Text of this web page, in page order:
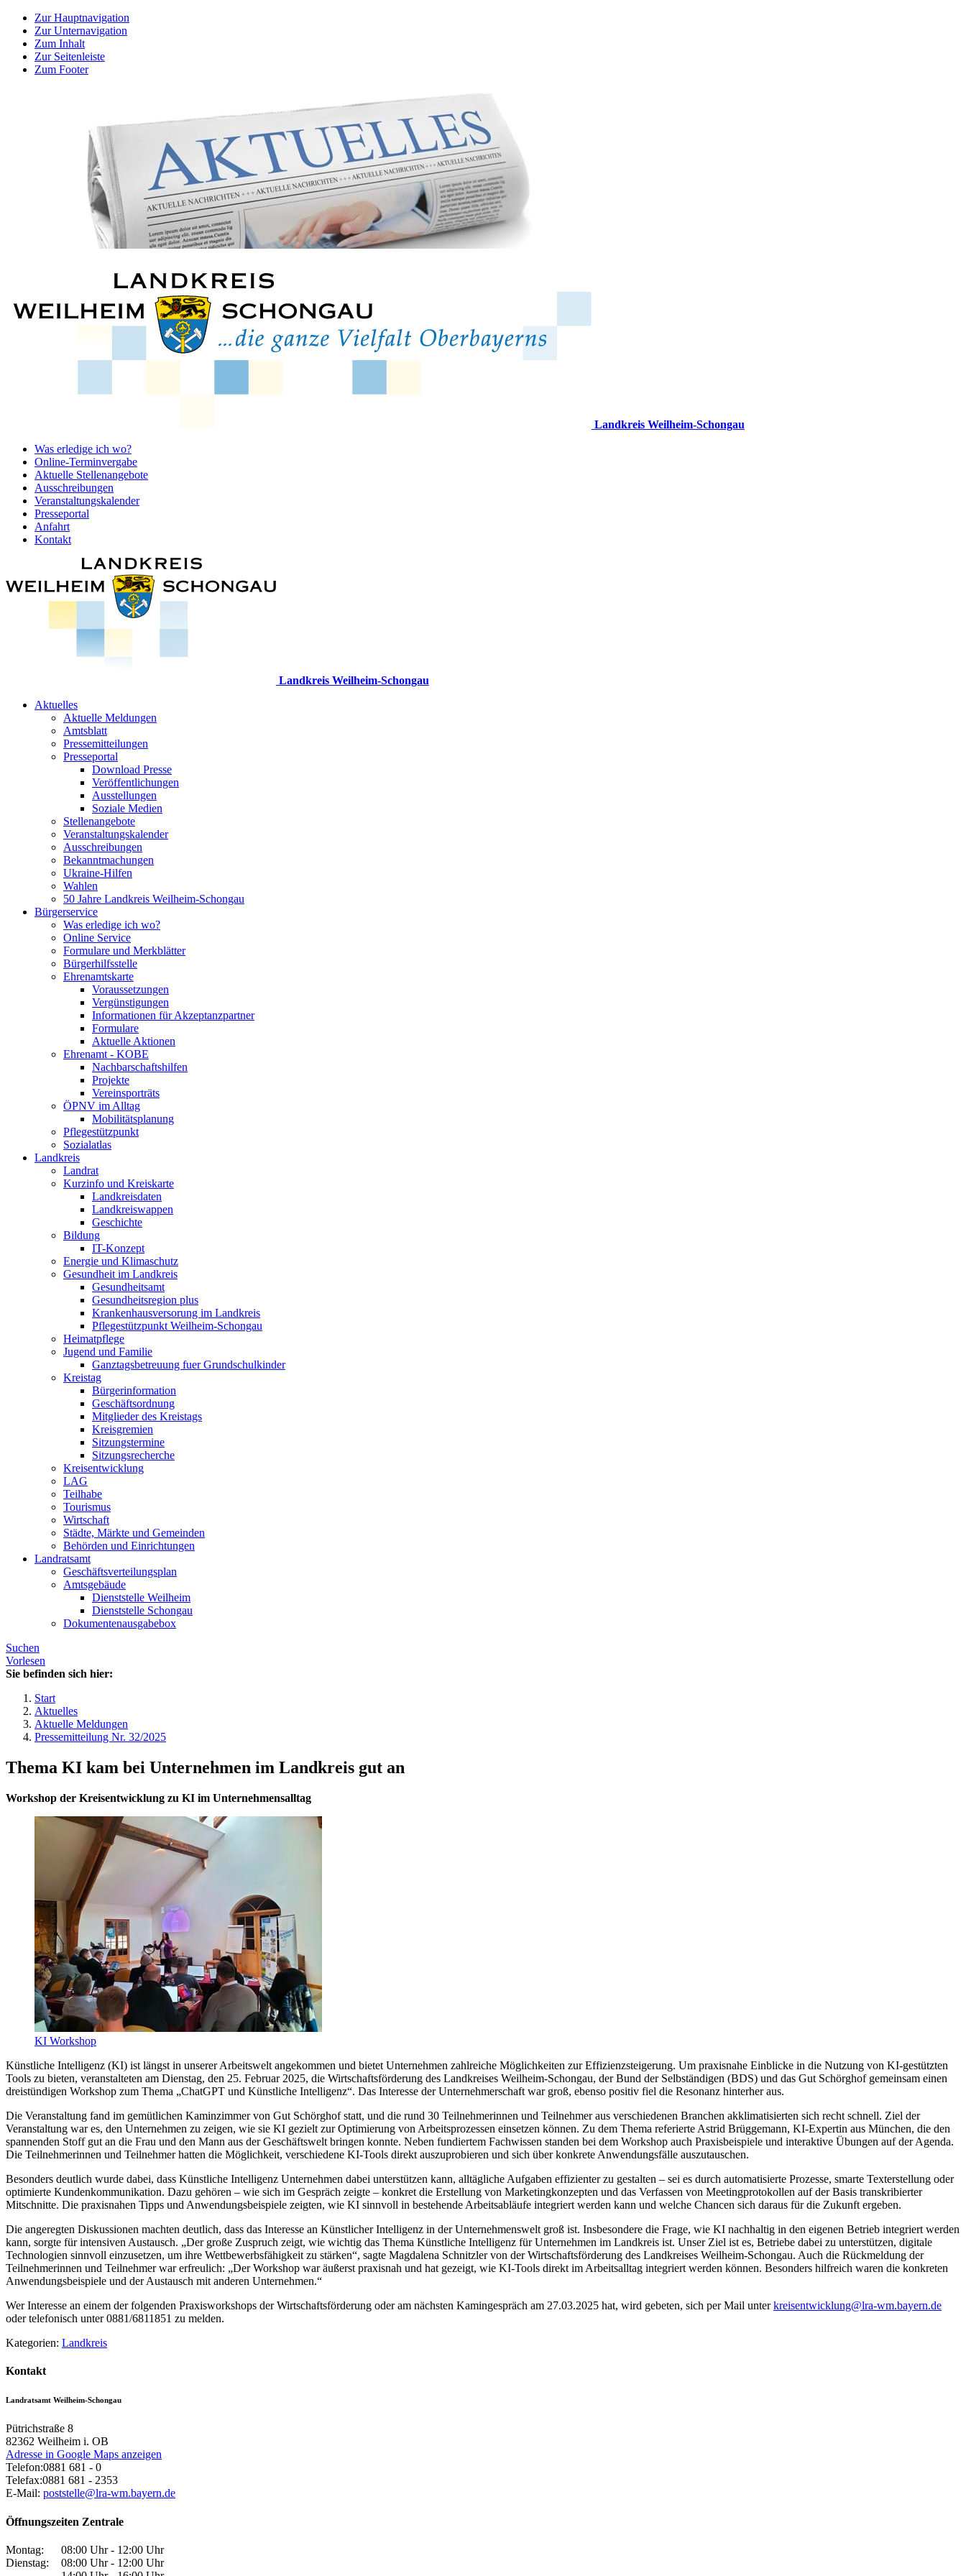
Zur Hauptnavigation
Zur Unternavigation
Zum Inhalt
Zur Seitenleiste
Zum Footer
Landkreis Weilheim-Schongau
Was erledige ich wo?
Online-Terminvergabe
Aktuelle Stellenangebote
Ausschreibungen
Veranstaltungskalender
Presseportal
Anfahrt
Kontakt
Landkreis Weilheim-Schongau
Aktuelles
Aktuelle Meldungen
Amtsblatt
Pressemitteilungen
Presseportal
Download Presse
Veröffentlichungen
Ausstellungen
Soziale Medien
Stellenangebote
Veranstaltungskalender
Ausschreibungen
Bekanntmachungen
Ukraine-Hilfen
Wahlen
50 Jahre Landkreis Weilheim-Schongau
Bürgerservice
Was erledige ich wo?
Online Service
Formulare und Merkblätter
Bürgerhilfsstelle
Ehrenamtskarte
Voraussetzungen
Vergünstigungen
Informationen für Akzeptanzpartner
Formulare
Aktuelle Aktionen
Ehrenamt - KOBE
Nachbarschaftshilfen
Projekte
Vereinsporträts
ÖPNV im Alltag
Mobilitätsplanung
Pflegestützpunkt
Sozialatlas
Landkreis
Landrat
Kurzinfo und Kreiskarte
Landkreisdaten
Landkreiswappen
Geschichte
Bildung
IT-Konzept
Energie und Klimaschutz
Gesundheit im Landkreis
Gesundheitsamt
Gesundheitsregion plus
Krankenhausversorung im Landkreis
Pflegestützpunkt Weilheim-Schongau
Heimatpflege
Jugend und Familie
Ganztagsbetreuung fuer Grundschulkinder
Kreistag
Bürgerinformation
Geschäftsordnung
Mitglieder des Kreistags
Kreisgremien
Sitzungstermine
Sitzungsrecherche
Kreisentwicklung
LAG
Teilhabe
Tourismus
Wirtschaft
Städte, Märkte und Gemeinden
Behörden und Einrichtungen
Landratsamt
Geschäftsverteilungsplan
Amtsgebäude
Dienststelle Weilheim
Dienststelle Schongau
Dokumentenausgabebox
Suchen
Vorlesen
Sie befinden sich hier:
Start
Aktuelles
Aktuelle Meldungen
Pressemitteilung Nr. 32/2025
Thema KI kam bei Unternehmen im Landkreis gut an
Workshop der Kreisentwicklung zu KI im Unternehmensalltag
KI Workshop
Künstliche Intelligenz (KI) ist längst in unserer Arbeitswelt angekommen und bietet Unternehmen zahlreiche Möglichkeiten zur Effizienzsteigerung. Um praxisnahe Einblicke in die Nutzung von KI-gestützten
Tools zu bieten, veranstalteten am Dienstag, den 25. Februar 2025, die Wirtschaftsförderung des Landkreises Weilheim-Schongau, der Bund der Selbständigen (BDS) und das Gut Schörghof gemeinsam einen
dreistündigen Workshop zum Thema „ChatGPT und Künstliche Intelligenz“. Das Interesse der Unternehmerschaft war groß, ebenso positiv fiel die Resonanz hinterher aus.
Die Veranstaltung fand im gemütlichen Kaminzimmer von Gut Schörghof statt, und die rund 30 Teilnehmerinnen und Teilnehmer aus verschiedenen Branchen akklimatisierten sich recht schnell. Ziel der
Veranstaltung war es, den Unternehmen zu zeigen, wie sie KI gezielt zur Optimierung von Arbeitsprozessen einsetzen können. Zu dem Thema referierte Astrid Brüggemann, KI-Expertin aus München, die den
spannenden Stoff gut an die Frau und den Mann aus der Geschäftswelt bringen konnte. Neben fundiertem Fachwissen standen bei dem Workshop auch Praxisbeispiele und interaktive Übungen auf der Agenda.
Die Teilnehmerinnen und Teilnehmer hatten die Möglichkeit, verschiedene KI-Tools direkt auszuprobieren und sich über konkrete Anwendungsfälle auszutauschen.
Besonders deutlich wurde dabei, dass Künstliche Intelligenz Unternehmen dabei unterstützen kann, alltägliche Aufgaben effizienter zu gestalten – sei es durch automatisierte Prozesse, smarte Texterstellung oder
optimierte Kundenkommunikation. Dazu gehören – wie sich im Gespräch zeigte – konkret die Erstellung von Marketingkonzepten und das Verfassen von Meetingprotokollen auf der Basis transkribierter
Mitschnitte. Die praxisnahen Tipps und Anwendungsbeispiele zeigten, wie KI sinnvoll in bestehende Arbeitsabläufe integriert werden kann und welche Chancen sich daraus für die Zukunft ergeben.
Die angeregten Diskussionen machten deutlich, dass das Interesse an Künstlicher Intelligenz in der Unternehmenswelt groß ist. Insbesondere die Frage, wie KI nachhaltig in den eigenen Betrieb integriert werden
kann, sorgte für intensiven Austausch. „Der große Zuspruch zeigt, wie wichtig das Thema Künstliche Intelligenz für Unternehmen im Landkreis ist. Unser Ziel ist es, Betriebe dabei zu unterstützen, digitale
Technologien sinnvoll einzusetzen, um ihre Wettbewerbsfähigkeit zu stärken“, sagte Magdalena Schnitzler von der Wirtschaftsförderung des Landkreises Weilheim-Schongau. Auch die Rückmeldung der
Teilnehmerinnen und Teilnehmer war erfreulich: „Der Workshop war äußerst praxisnah und hat gezeigt, wie KI-Tools direkt im Arbeitsalltag integriert werden können. Besonders hilfreich waren die konkreten
Anwendungsbeispiele und der Austausch mit anderen Unternehmen.“
Wer Interesse an einem der folgenden Praxisworkshops der Wirtschaftsförderung oder am nächsten Kamingespräch am 27.03.2025 hat, wird gebeten, sich per Mail unterkreisentwicklung@lra-wm.bayern.de
oder telefonisch unter 0881/6811851 zu melden.
Kategorien: Landkreis
Kontakt
Landratsamt Weilheim-Schongau
Pütrichstraße 8
82362 Weilheim i. OB
Adresse in Google Maps anzeigen
Telefon:0881 681 - 0
Telefax:0881 681 - 2353
E-Mail: poststelle@lra-wm.bayern.de
Öffnungszeiten Zentrale
Montag:
08:00 Uhr - 12:00 Uhr
Dienstag:
08:00 Uhr - 12:00 Uhr